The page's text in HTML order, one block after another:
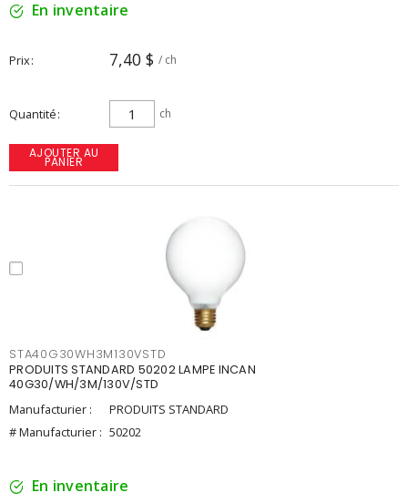
En inventaire
Prix 7,40 $ / ch
Quantité ch
AJOUTER AU
PANIER
STA40G30WH3M130VSTD
PRODUITS STANDARD 50202 LAMPE INCAN
40G30/WH/3M/130V/STD
Manufacturier :
PRODUITS STANDARD
# Manufacturier : 50202
En inventaire